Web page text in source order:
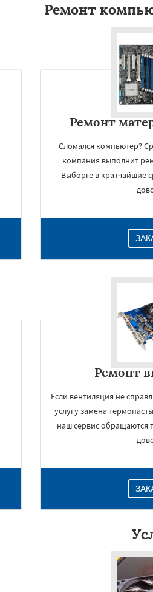
Ремонт
Ремонт
Сломался компьютер?
компания выполнит
Выборге в кратчайшие
Ремонт
Если вентиляция не
услугу замена
наш сервис обращаются